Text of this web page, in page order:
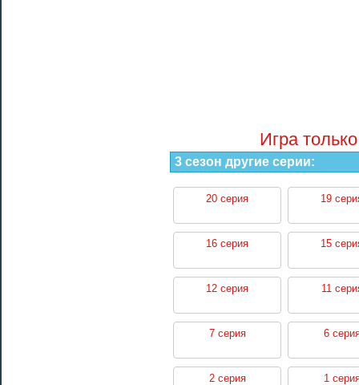
Игра
3 сезон другие серии:
20 серия 19
16 серия 15
12 серия 11
7 серия 6
2 серия 1